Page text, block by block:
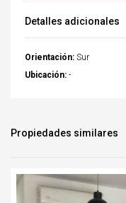
Detalles adicionales
Orientación: Sur
Ubicación: -
Propiedades similares